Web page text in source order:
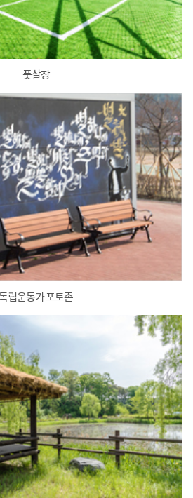
풋살장
립운동가 포토존